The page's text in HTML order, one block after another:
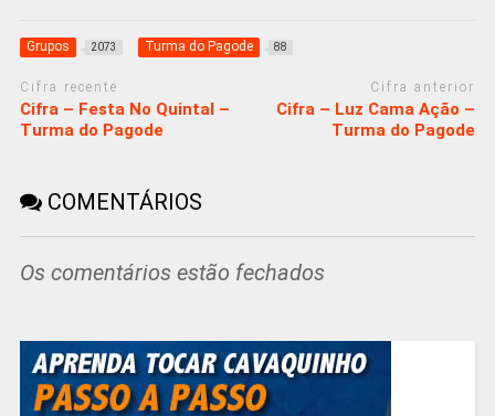
Grupos 2073 Turma do Pagode 88
Cifra recente
Cifra – Festa No Quintal –
Turma do Pagode
Cifra anterior
Cifra – Luz Cama Ação –
Turma do Pagode
COMENTÁRIOS
Os comentários estão fechados